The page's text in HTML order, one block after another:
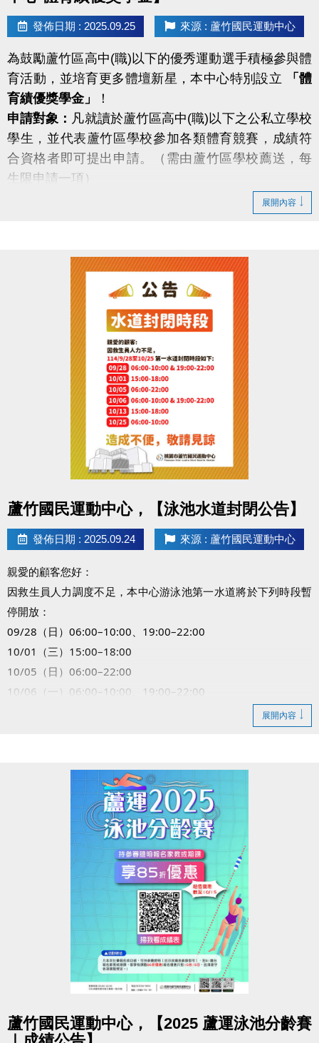
發佈日期 : 2025.09.25 來源 : 蘆竹國民運動中心
為鼓勵蘆竹區高中(職)以下的優秀運動選手積極參與體
育活動，並培育更多體壇新星，本中心特別設立 「體
育績優獎學金」
！
申請對象： 凡就讀於蘆竹區高中(職)以下之公私立學校
學生，並代表蘆竹區學校參加各類體育競賽，成績符
合資格者即可提出申請。（需由蘆竹區學校薦送，每
生限申請一項）
自 113/8/1 至 114/7/31 間，代表國家或桃
園市參加國際性及全國性運動賽事，表現優異的同學
包含：奧運、亞運、全國運動會、全中運、大專盃、
全國性單項賽事等。（詳細規範請掃QR碼看申請辦
即日起接受申請！ 歡迎各校推薦優秀選手，共同為蘆
竹區體壇注入更多能量~
申請辦法：
https://drive.google.com/drive/folders/
usp=drive_link
展開內容
蘆竹國民運動中心，【泳池水道封閉公告】
發佈日期 : 2025.09.24 來源 : 蘆竹國民運動中心
親愛的顧客您好：
因救生員人力調度不足，本中心游泳池第一水道將於下列時段暫
停開放：
09/28（日）06:00–10:00、19:00–22:00
10/01（三）15:00–18:00
10/05（日）06:00–22:00
10/06（一）06:00–10:00、19:00–22:00
展開內容
蘆竹國民運動中心，【2025 蘆運泳池分齡賽